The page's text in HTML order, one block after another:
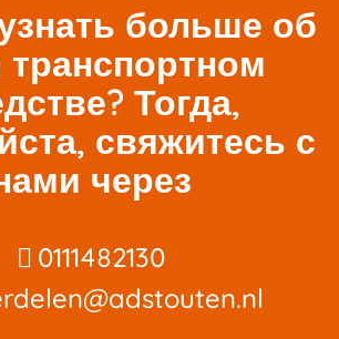
больше об
транспортном
Тогда,
свяжитесь с
через
0111482130